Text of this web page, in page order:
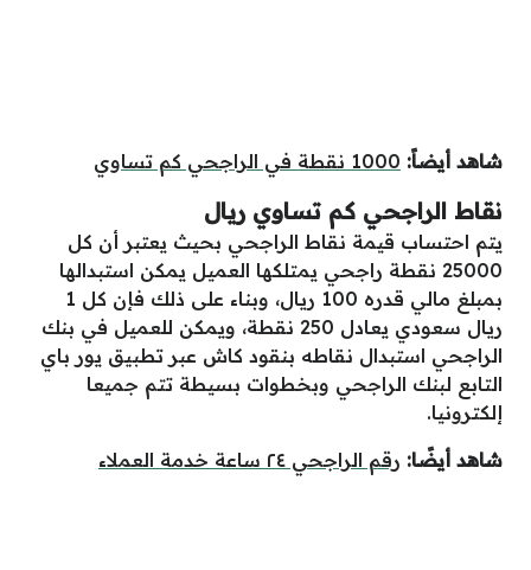
شاهد أيضاً: 1000 نقطة في الراجحي كم تساوي
نقاط الراجحي كم تساوي ريال
يتم احتساب قيمة نقاط الراجحي بحيث يعتبر أن كل
25000 نقطة راجحي يمتلكها العميل يمكن استبدالها
بمبلغ مالي قدره 100 ريال، وبناء على ذلك فإن كل 1
ريال سعودي يعادل 250 نقطة، ويمكن للعميل في بنك
الراجحي استبدال نقاطه بنقود كاش عبر تطبيق يور باي
التابع لبنك الراجحي وبخطوات بسيطة تتم جميعا
إلكترونيا.
شاهد أيضًا: رقم الراجحي ٢٤ ساعة خدمة العملاء